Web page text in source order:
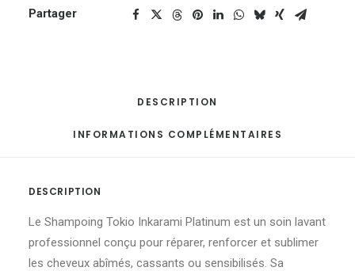
Partager
DESCRIPTION
INFORMATIONS COMPLÉMENTAIRES
DESCRIPTION
Le Shampoing Tokio Inkarami Platinum est un soin lavant
professionnel conçu pour réparer, renforcer et sublimer
les cheveux abîmés, cassants ou sensibilisés. Sa